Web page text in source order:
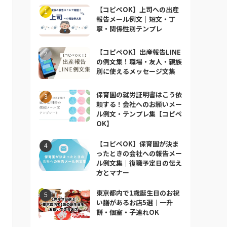
【コピペOK】上司への出産
報告メール例文｜短文・丁
寧・関係性別テンプレ
【コピペOK】出産報告LINE
の例文集！職場・友人・親族
別に使えるメッセージ文集
保育園の就労証明書はこう依
頼する！会社へのお願いメー
ル例文・テンプレ集【コピペ
OK】
【コピペOK】保育園が決ま
ったときの会社への報告メー
ル例文集｜復職予定日の伝え
方とマナー
東京都内で1歳誕生日のお祝
い膳があるお店5選｜一升
餅・個室・子連れOK